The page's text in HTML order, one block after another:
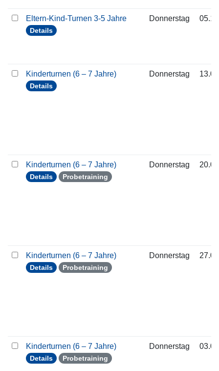
Eltern-Kind-Turnen 3-5 Jahre
Details
Donnerstag
Kinderturnen (6 – 7 Jahre)
Details
Donnerstag
Kinderturnen (6 – 7 Jahre)
Details Probetraining
Donnerstag
Kinderturnen (6 – 7 Jahre)
Details Probetraining
Donnerstag
Kinderturnen (6 – 7 Jahre)
Details Probetraining
Donnerstag